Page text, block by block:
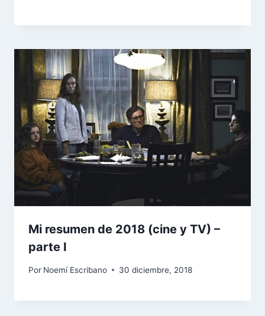
Mi resumen de 2018 (cine y TV) –
parte I
Por Noemí Escribano 30 diciembre, 2018